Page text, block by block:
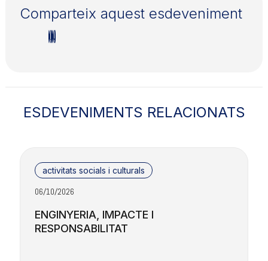
Comparteix aquest esdeveniment
ESDEVENIMENTS RELACIONATS
activitats socials i culturals
06/10/2026
ENGINYERIA, IMPACTE I
RESPONSABILITAT